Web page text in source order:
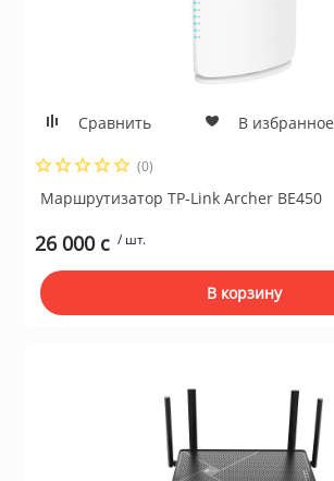
Сравнить В избранное
(0)
Маршрутизатор TP-Link Archer BE450
26 000 c / шт.
В корзину